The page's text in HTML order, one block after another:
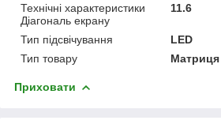
Технічні характеристики
Діагональ екрану
11.6
Тип підсвічування
LED
Тип товару
Матриця
Приховати